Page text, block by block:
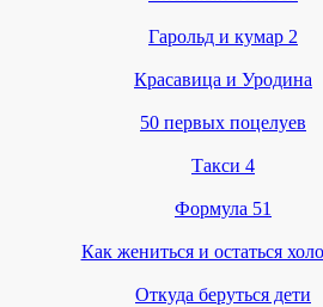
Гарольд и кумар 2
Красавица и Уродина
50 первых поцелуев
Такси 4
Формула 51
Как жениться и остаться
Откуда беруться дети